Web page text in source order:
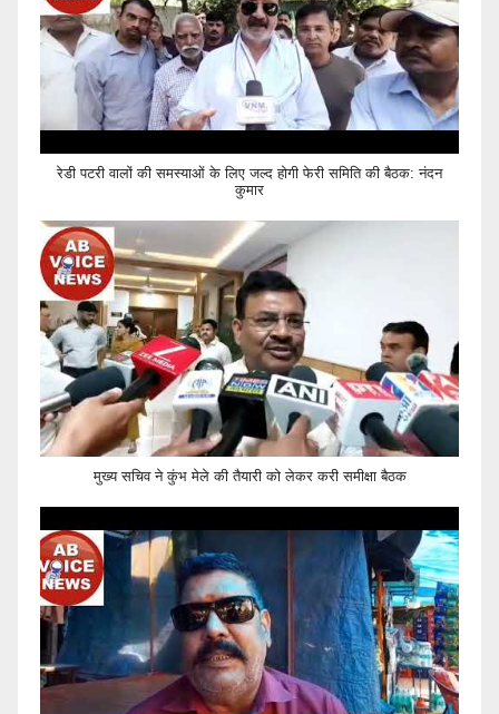
रेडी पटरी वालों की समस्याओं के लिए जल्द होगी फेरी समिति की बैठक: नंदन
कुमार
मुख्य सचिव ने कुंभ मेले की तैयारी को लेकर करी समीक्षा बैठक